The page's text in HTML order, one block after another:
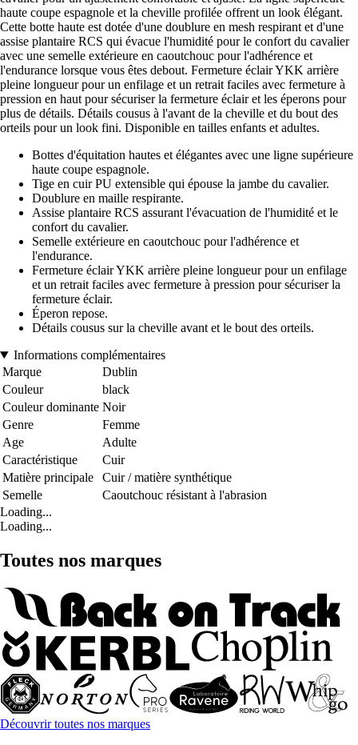
haute coupe espagnole et la cheville profilée offrent un look élégant.
Cette botte haute est dotée d'une doublure en mesh respirant et d'une
assise plantaire RCS qui évacue l'humidité pour le confort du cavalier
avec une semelle extérieure en caoutchouc pour l'adhérence et
l'endurance lorsque vous êtes debout. Fermeture éclair YKK arrière
pleine longueur pour un enfilage et un retrait faciles avec fermeture à
pression en haut pour sécuriser la fermeture éclair et les éperons pour
plus de détails. Détails cousus à l'avant de la cheville et du bout des
orteils pour un look fini. Disponible en tailles enfants et adultes.
Bottes d'équitation hautes et élégantes avec une ligne supérieure
haute coupe espagnole.
Tige en cuir PU extensible qui épouse la jambe du cavalier.
Doublure en maille respirante.
Assise plantaire RCS assurant l'évacuation de l'humidité et le
confort du cavalier.
Semelle extérieure en caoutchouc pour l'adhérence et
l'endurance.
Fermeture éclair YKK arrière pleine longueur pour un enfilage
et un retrait faciles avec fermeture à pression pour sécuriser la
fermeture éclair.
Éperon repose.
Détails cousus sur la cheville avant et le bout des orteils.
Informations complémentaires
Marque
Dublin
Couleur
black
Couleur dominante Noir
Genre
Femme
Age
Adulte
Caractéristique
Cuir
Matière principale
Cuir / matière synthétique
Semelle
Caoutchouc résistant à l'abrasion
Loading...
Loading...
Toutes nos marques
Découvrir toutes nos marques